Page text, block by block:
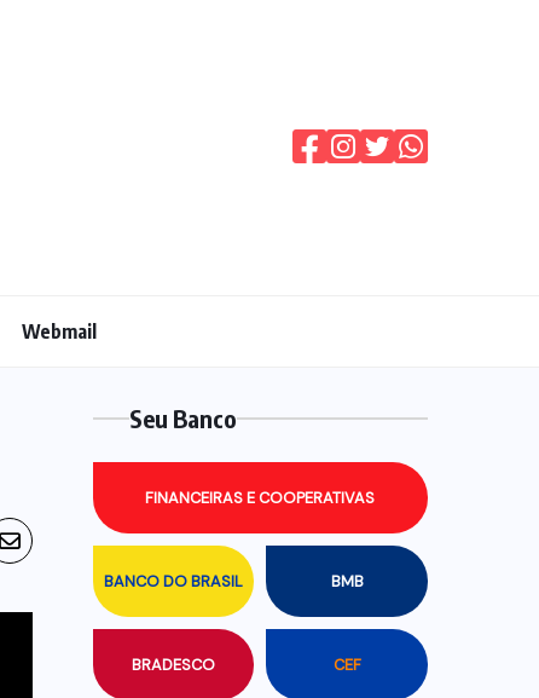
Webmail
Seu Banco
BANCO DO BRASIL BMB
BRADESCO CEF
FINANCEIRAS E COOPERATIVAS